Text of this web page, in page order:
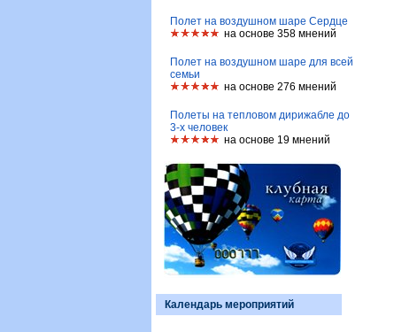
Полет на воздушном шаре Сердце
на основе 358 мнений
Полет на воздушном шаре для всей
семьи
на основе 276 мнений
Полеты на тепловом дирижабле до
3-х человек
на основе 19 мнений
Календарь мероприятий